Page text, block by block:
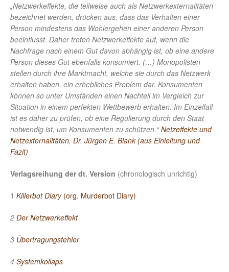
„Netzwerkeffekte, die teilweise auch als Netzwerkexternalitäten
bezeichnet werden, drücken aus, dass das Verhalten einer
Person mindestens das Wohlergehen einer anderen Person
beeinflusst. Daher treten Netzwerkeffekte auf, wenn die
Nachfrage nach einem Gut davon abhängig ist, ob eine andere
Person dieses Gut ebenfalls konsumiert. (…) Monopolisten
stellen durch ihre Marktmacht, welche sie durch das Netzwerk
erhalten haben, ein erhebliches Problem dar. Konsumenten
können so unter Umständen einen Nachteil im Vergleich zur
Situation in einem perfekten Wettbewerb erhalten. Im Einzelfall
ist es daher zu prüfen, ob eine Regulierung durch den Staat
notwendig ist, um Konsumenten zu schützen.“Netzeffekte und
Netzexternalitäten, Dr. Jürgen E. Blank (aus Einleitung und
Fazit)
Verlagsreihung der dt. Version (chronologisch unrichtig)
1 Killerbot Diary(org. Murderbot Diary)
2 Der Netzwerkeffekt
3 Übertragungsfehler
4 Systemkollaps